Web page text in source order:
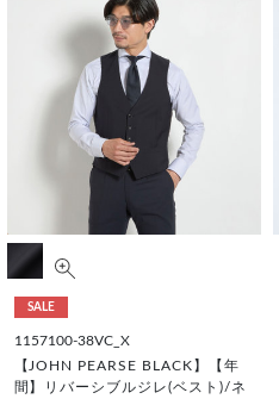
SALE
1157100-38VC_X
【JOHN PEARSE BLACK】【年
間】リバーシブルジレ(ベスト)/ネ